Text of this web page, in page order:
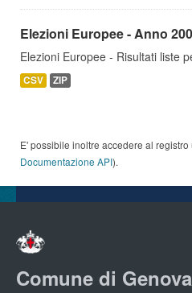
Elezioni Europee - Anno
Elezioni Europee - Risultati liste
CSV ZIP
E' possibile inoltre accedere al registro
Documentazione API).
Comune di Genova